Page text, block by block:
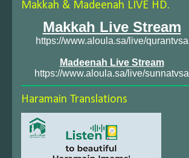
Makkah & Madeenah LIVE HD.
Makkah Live Stream
https://www.aloula.sa/live/qurantvsa
Madeenah Live Stream
https://www.aloula.sa/live/sunnatvsa
Haramain Translations